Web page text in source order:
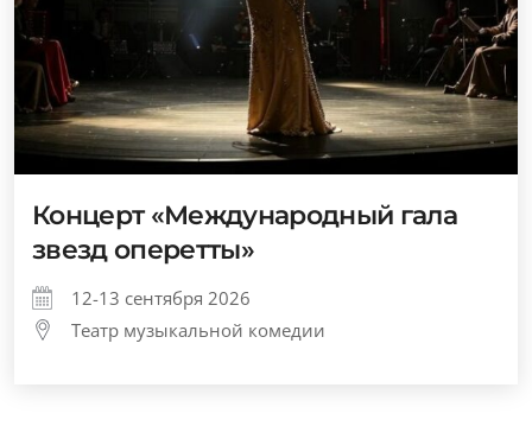
Концерт «Международный гала
звезд оперетты»
12-13 сентября 2026
Театр музыкальной комедии